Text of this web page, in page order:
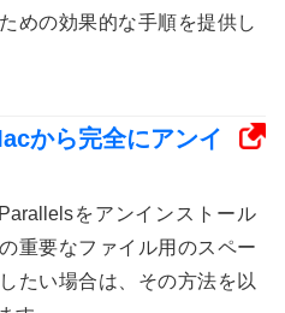
めの効果的な手順を提供し
から完全にアンイ
をアンインストール
重要なファイル用のスペー
たい場合は、その方法を以